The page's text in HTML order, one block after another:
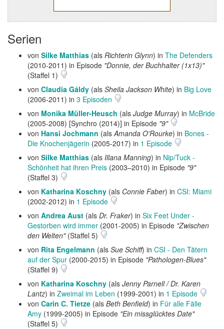
Serien
von Silke Matthias (als Richterin Glynn) in The Defenders
(2010-2011) in Episode "Donnie, der Buchhalter (1x13)"
(Staffel 1)
von Claudia Gáldy (als Sheila Jackson White) in Big Love
(2006-2011) in 3 Episoden
von Monika Müller-Heusch (als Judge Murray) in McBride
(2005-2008) [Synchro (2014)] in Episode "9"
von Hansi Jochmann (alsAmanda O'Rourke) in Bones -
Die Knochenjägerin (2005-2017) in 1 Episode
von Silke Matthias (als Illana Manning) in Nip/Tuck -
Schönheit hat ihren Preis (2003–2010) in Episode "9"
(Staffel 3)
von Katharina Koschny (als Connie Faber) in CSI: Miami
(2002-2012) in 1 Episode
von Andrea Aust (als Dr. Fraker) in Six Feet Under -
Gestorben wird immer (2001-2005) in Episode "Zwischen
den Welten"(Staffel 5)
von Rita Engelmann (als Sue Schiff) in CSI - Den Tätern
auf der Spur (2000-2015) in Episode "Pathologen-Blues"
(Staffel 9)
von Katharina Koschny (als Jenny Parnell / Dr. Karen
Lantz) in Zweimal im Leben (1999-2001) in 1 Episode
von Carin C. Tietze (als Beth Benfield) in Für alle Fälle
Amy (1999-2005) in Episode "Ein missglücktes Date"
(Staffel 5)